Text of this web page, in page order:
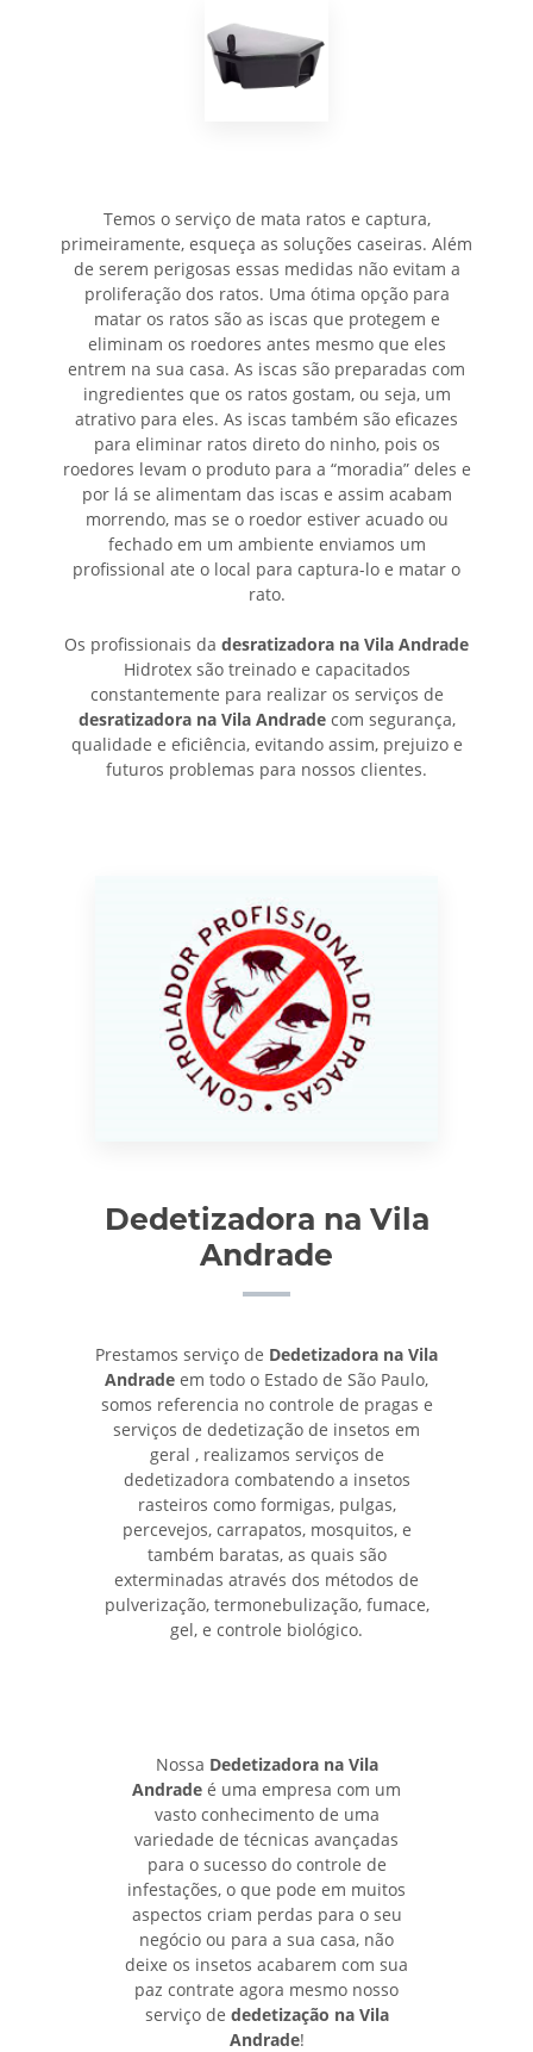
Temos o serviço de mata ratos e captura,
primeiramente, esqueça as soluções caseiras. Além
de serem perigosas essas medidas não evitam a
proliferação dos ratos. Uma ótima opção para
matar os ratos são as iscas que protegem e
eliminam os roedores antes mesmo que eles
entrem na sua casa. As iscas são preparadas com
ingredientes que os ratos gostam, ou seja, um
atrativo para eles. As iscas também são eficazes
para eliminar ratos direto do ninho, pois os
roedores levam o produto para a “moradia” deles e
por lá se alimentam das iscas e assim acabam
morrendo, mas se o roedor estiver acuado ou
fechado em um ambiente enviamos um
profissional ate o local para captura-lo e matar o
rato.
Os profissionais da desratizadora na Vila Andrade
Hidrotex são treinado e capacitados
constantemente para realizar os serviços de
desratizadora na Vila Andradecom segurança,
qualidade e eficiência, evitando assim, prejuizo e
futuros problemas para nossos clientes.
Dedetizadora na Vila
Andrade
Prestamos serviço de Dedetizadora na Vila
Andrade em todo o Estado de São Paulo,
somos referencia no controle de pragas e
serviços de dedetização de insetos em
geral , realizamos serviços de
dedetizadora combatendo a insetos
rasteiros como formigas, pulgas,
percevejos, carrapatos, mosquitos, e
também baratas, as quais são
exterminadas através dos métodos de
pulverização, termonebulização, fumace,
gel, e controle biológico.
Nossa Dedetizadora na Vila
Andrade é uma empresa com um
vasto conhecimento de uma
variedade de técnicas avançadas
para o sucesso do controle de
infestações, o que pode em muitos
aspectos criam perdas para o seu
negócio ou para a sua casa, não
deixe os insetos acabarem com sua
paz contrate agora mesmo nosso
serviço de dedetização na Vila
Andrade!